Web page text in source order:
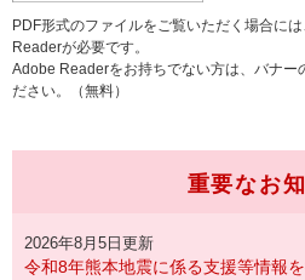
PDF形式のファイルをご覧いただく場合に
Readerが必要です。
Adobe Readerをお持ちでない方は、バナー
ださい。（無料）
重要なお
2026年8月5日更新
令和8年熊本地震に係る支援等情報